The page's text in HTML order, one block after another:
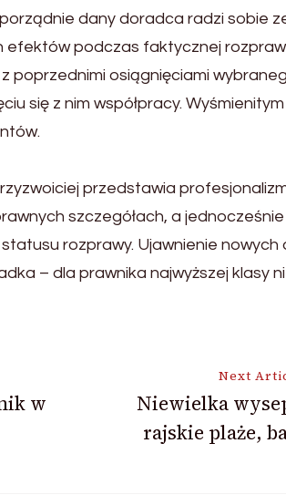
dany doradca radzi sobie
podczas faktycznej
poprzednimi osiągnięciami
się z nim współpracy.
przedstawia
szczegółach, a
rozprawy. Ujawnienie nowych
– dla prawnika najwyższej klasy
w
Next
Niewielka
rajskie plaże,